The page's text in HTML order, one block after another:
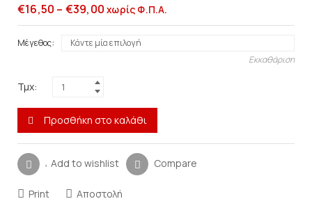
€16,50 – €39,00 χωρίς Φ.Π.Α.
Μέγεθος
Εκκαθάριση
Τμχ:
Προσθήκη στο καλάθι
Add to wishlist Compare
Print
Αποστολή